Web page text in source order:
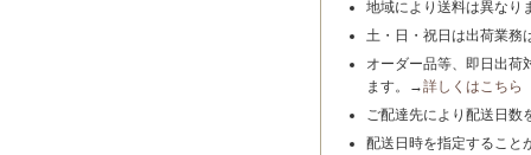
地域により送料は異なり
土・日・祝日は出荷業務
オーダー品等、即日出荷
ます。→詳しくはこちら
ご配達先により配送日数
配送日時を指定すること